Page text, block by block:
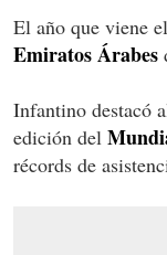
El año que viene el
Emiratos Árabes
Infantino destacó
edición del
récords de